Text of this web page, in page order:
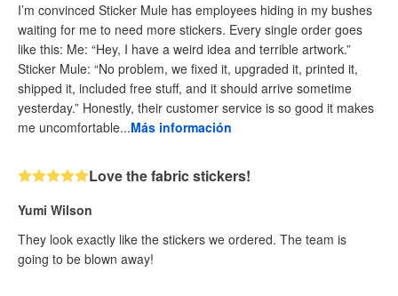
I’m convinced Sticker Mule has employees hiding in my bushes
waiting for me to need more stickers. Every single order goes
like this: Me: “Hey, I have a weird idea and terrible artwork.”
Sticker Mule: “No problem, we fixed it, upgraded it, printed it,
shipped it, included free stuff, and it should arrive sometime
yesterday.” Honestly, their customer service is so good it makes
me uncomfortable...Más información
Love the fabric stickers!
Yumi Wilson
They look exactly like the stickers we ordered. The team is
going to be blown away!